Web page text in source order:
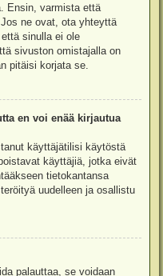
Ensin, varmista että
ne ovat, ota yhteyttä
sinulla ei ole
sivuston omistajalla on
pitäisi korjata se.
en voi enää kirjautua
käyttäjätilisi käytöstä
käyttäjiä, jotka eivät
tietokantansa
uudelleen ja osallistu
palauttaa, se voidaan